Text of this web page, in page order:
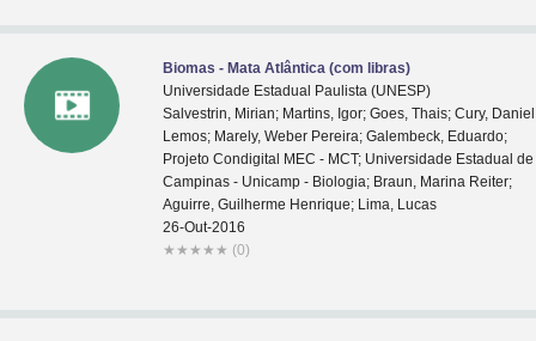
Biomas - Mata Atlântica (com libras)
Universidade Estadual Paulista (UNESP)
Salvestrin, Mirian; Martins, Igor; Goes, Thais; Cury, Daniel
Lemos; Marely, Weber Pereira; Galembeck, Eduardo;
Projeto Condigital MEC - MCT; Universidade Estadual de
Campinas - Unicamp - Biologia; Braun, Marina Reiter;
Aguirre, Guilherme Henrique; Lima, Lucas
26-Out-2016
★ ★ ★ ★ ★ (0)